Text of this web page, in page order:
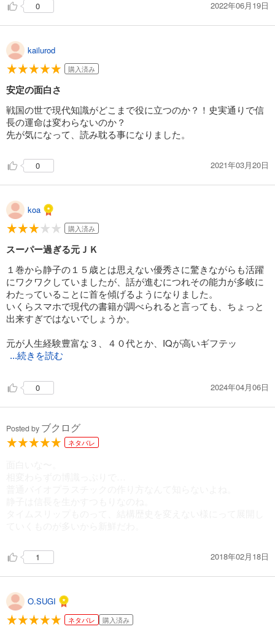
戦国小町苦労譚１７ 西国進出とこぼれ話
1,430円 (税込)
試し読み
あらすじを表示する
1,430円 (税込)
あらすじを表示する
戦国小町苦労譚１９ 黒鉄の馬と次代の萌芽
1,430 円 (税込)
試し読み
0 2022年06月19日
kailurod
購入済み
安定の面白さ
戦国の世で現代知識がどこまで役に立つのか？！史実通りで信
長の運命は変わらないのか？
先が気になって、読み耽る事になりました。
0 2021年03月20日
koa
購入済み
スーパー過ぎる元ＪＫ
１巻から静子の１５歳とは思えない優秀さに驚きながらも活躍
にワクワクしていましたが、話が進むにつれその能力が多岐に
わたっていることに首を傾げるようになりました。
いくらスマホで現代の書籍が調べられると言っても、ちょっと
出来すぎではないでしょうか。
元が人生経験豊富な３、４０代とか、IQが高いギフテッ
...続きを読む
0 2024年04月06日
Posted by ブクログ
ネタバレ
1 2018年02月18日
O.SUGI
ネタバレ 購入済み